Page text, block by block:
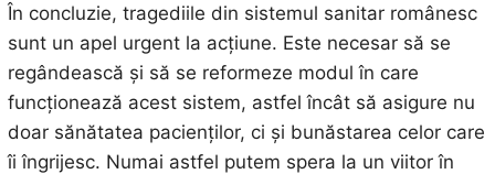
În concluzie, tragediile din sistemul sanitar românesc
sunt un apel urgent la acțiune. Este necesar să se
regândească și să se reformeze modul în care
funcționează acest sistem, astfel încât să asigure nu
doar sănătatea pacienților, ci și bunăstarea celor care
îi îngrijesc. Numai astfel putem spera la un viitor în